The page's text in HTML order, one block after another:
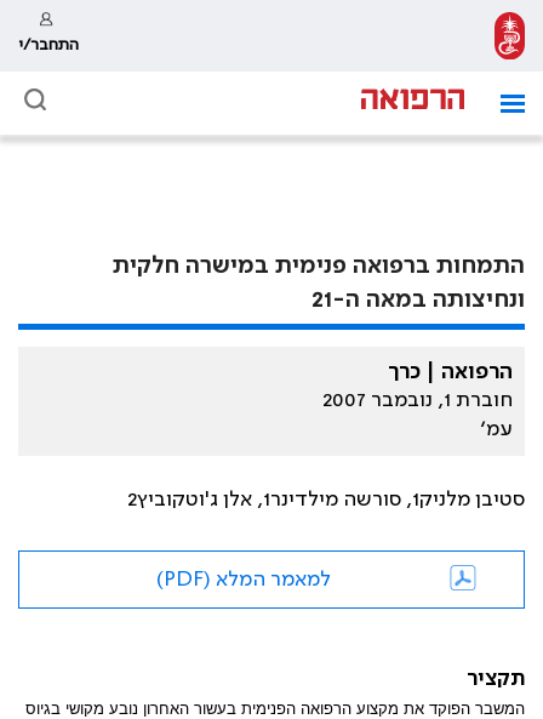
התחבר/י
התמחות ברפואה פנימית במישרה חלקית
ונחיצותה במאה ה-21
הרפואה | כרך
חוברת 1, נובמבר 2007
עמ׳
סטיבן מלניק1, סורשה מילדינר1, אלן ג'וטקוביץ2
למאמר המלא (PDF)
תקציר
המשבר הפוקד את מקצוע הרפואה הפנימית בעשור האחרון נובע מקושי בגיוס